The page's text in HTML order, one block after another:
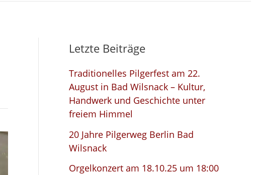
Letzte Beiträge
Traditionelles Pilgerfest am 22.
August in Bad Wilsnack – Kultur,
Handwerk und Geschichte unter
freiem Himmel
20 Jahre Pilgerweg Berlin Bad
Wilsnack
Orgelkonzert am 18.10.25 um 18:00